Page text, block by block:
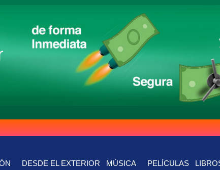
DESDE EL EXTERIOR MÚSICA PELÍCULAS